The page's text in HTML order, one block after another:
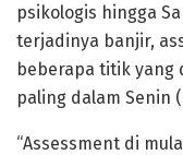
psikologis hingga
terjadinya banjir,
beberapa titik yang
paling dalam Senin
“Assessment di